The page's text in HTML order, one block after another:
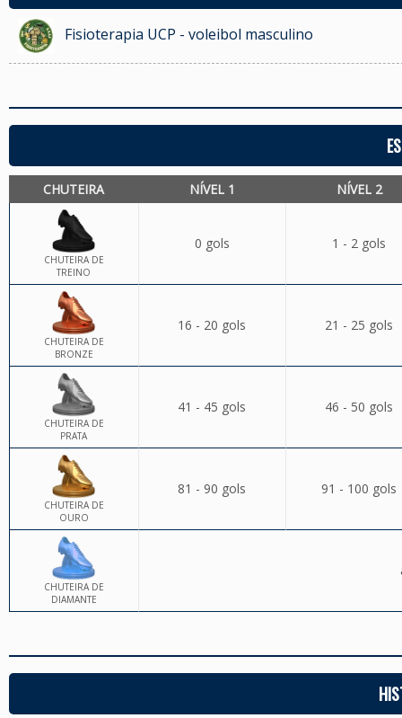
Fisioterapia UCP - voleibol masculino
CHUTEIRA NÍVEL 1 NÍVEL 2
CHUTEIRA DE
TREINO
0 gols 1 - 2 gols
CHUTEIRA DE
BRONZE
16 - 20 gols 21 - 25 gols
CHUTEIRA DE
PRATA
41 - 45 gols 46 - 50 gols
CHUTEIRA DE
OURO
81 - 90 gols 91 - 100 gols
CHUTEIRA DE
DIAMANTE